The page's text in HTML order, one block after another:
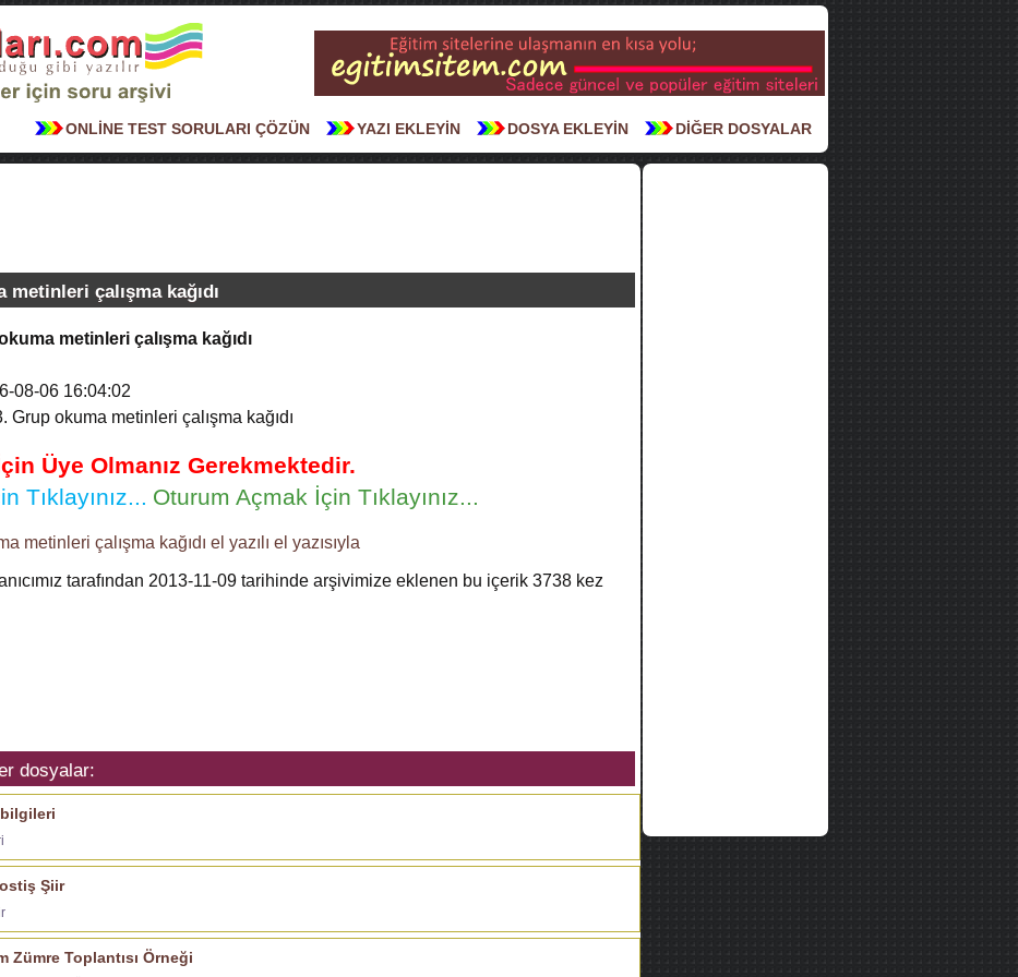
DİĞER DOSYALAR
DOSYA EKLEYİN
YAZI EKLEYİN
ONLİNE TEST SORULARI ÇÖZÜN
metinleri çalışma kağıdı
metinleri çalışma kağıdı
08-06 16:04:02
Grup okuma metinleri çalışma kağıdı
Üye Olmanız Gerekmektedir.
Tıklayınız... Oturum Açmak İçin Tıklayınız...
metinleri çalışma kağıdı el yazılı el yazısıyla
tarafından 2013-11-09 tarihinde arşivimize eklenen bu içerik 3738 kez
dosyalar:
bilgileri
Şiir
Zümre Toplantısı Örneği